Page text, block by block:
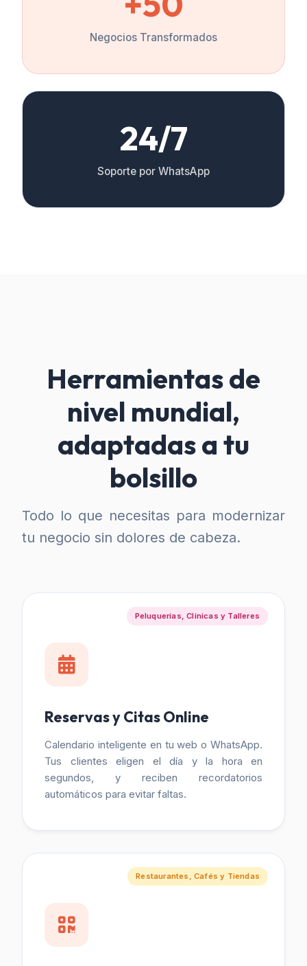
Negocios Transformados
24/7
Soporte por WhatsApp
Herramientas de
nivel mundial,
adaptadas a tu
bolsillo
Todo lo que necesitas para modernizar
tu negocio sin dolores de cabeza.
Peluquerías, Clínicas y Talleres
Reservas y Citas Online
Calendario inteligente en tu web o WhatsApp.
Tus clientes eligen el día y la hora en
segundos, y reciben recordatorios
automáticos para evitar faltas.
Restaurantes, Cafés y Tiendas